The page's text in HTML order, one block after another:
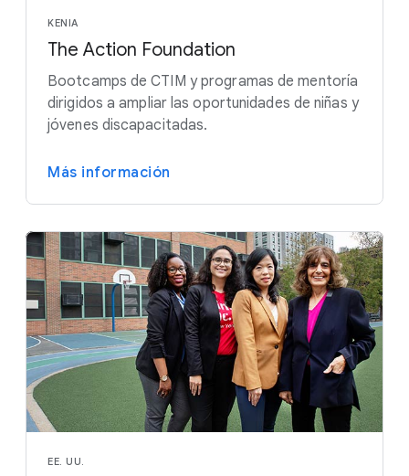
KENIA
The Action Foundation
Bootcamps de CTIM y programas de mentoría
dirigidos a ampliar las oportunidades de niñas y
jóvenes discapacitadas.
Más información
EE. UU.